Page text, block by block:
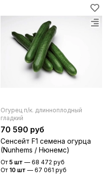
Огурец п/к. длинноплодный
гладкий
70 590 руб
Сенсейт F1 семена огурца
(Nunhems / Нюнемс)
От 5 шт — 68 472 руб
От 10 шт — 67 061 руб